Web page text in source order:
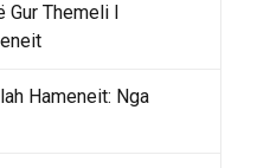
Gur Themeli I
Hameneit: Nga